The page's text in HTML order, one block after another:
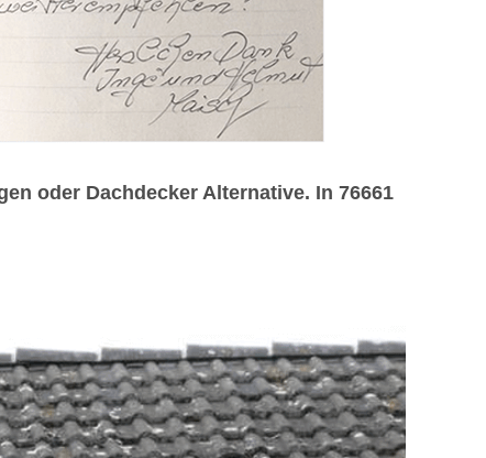
oder Dachdecker Alternative. In 76661